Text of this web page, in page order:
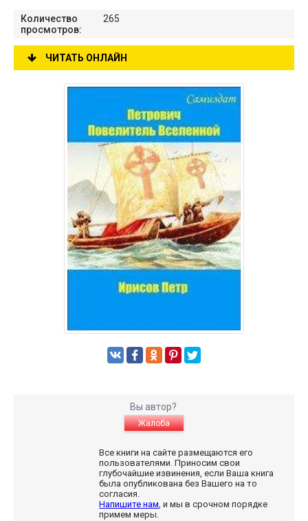
Количество
просмотров:
265
ЧИТАТЬ ОНЛАЙН
Вы автор?
Жалоба
Все книги на сайте размещаются его
пользователями. Приносим свои
глубочайшие извинения, если Ваша книга
была опубликована без Вашего на то
согласия.
Напишите нам, и мы в срочном порядке
примем меры.